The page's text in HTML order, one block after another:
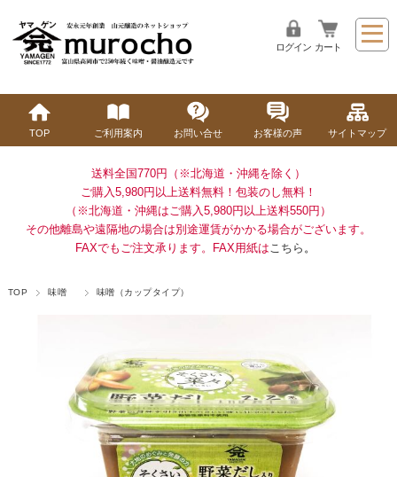
ログイン カート
TOP ご利用案内 お問い合せ お客様の声 サイトマップ
送料全国770円（※北海道・沖縄を除く）
ご購入5,980円以上送料無料！ 包装のし無料！
（※北海道・沖縄はご購入5,980円以上送料550円）
その他離島や遠隔地の場合は別途運賃がかかる場合がございます。
FAXでもご注文承ります。FAX用紙は こちら 。
TOP 味噌 味噌（カップタイプ）